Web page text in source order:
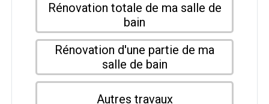
Rénovation totale de ma salle de
bain
Rénovation d'une partie de ma
salle de bain
Autres travaux